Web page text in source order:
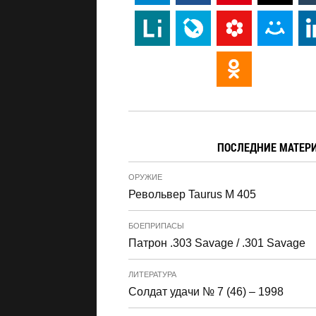
ПОСЛЕДНИЕ
ОРУЖИЕ
Револьвер Taurus M 405
БОЕПРИПАСЫ
Патрон .303 Savage / .301 Savage
ЛИТЕРАТУРА
Солдат удачи № 7 (46) – 1998